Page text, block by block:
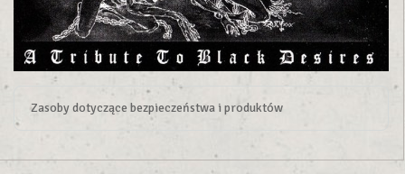
Zasoby dotyczące bezpieczeństwa i produktów